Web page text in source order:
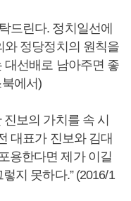
드린다. 정치일선에
와 정당정치의 원칙을
대선배로 남아주면 좋
북에서)
보의 가치를 속 시
대표가 진보와 김대
용한다면 제가 이길
지 못하다.” (2016/1